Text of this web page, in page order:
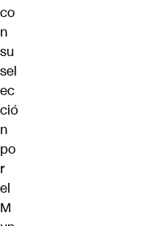
co
n
su
sel
ec
ció
n
po
r
el
M